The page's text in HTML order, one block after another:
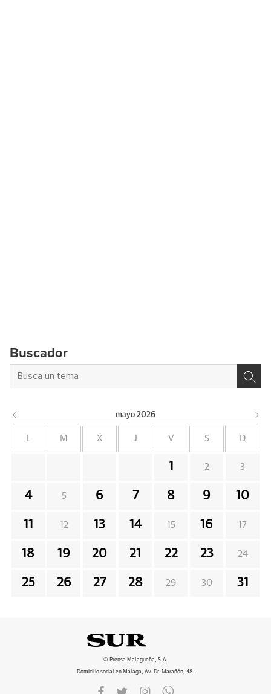
Buscador
mayo 2026
L M X J V S D
1 2 3
4 5 6 7 8 9 10
11 12 13 14 15 16 17
18 19 20 21 22 23 24
25 26 27 28 29 30 31
© Prensa Malagueña, S.A.
Domicilio social en Málaga, Av. Dr. Marañón, 48.